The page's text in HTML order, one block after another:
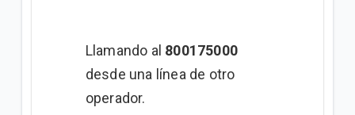
Llamando al 800175000
desde una línea de otro
operador.